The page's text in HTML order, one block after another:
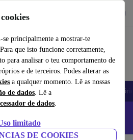
se principalmente a mostrar-te
que isto funcione corretamente,
para analisar o teu comportamento de
e de terceiros. Podes alterar as
a qualquer momento. Lê as nossas
de dados. Lê a
de dados.
limitado
DE COOKIES
e fácil
Tablets
os iPhones – Código: